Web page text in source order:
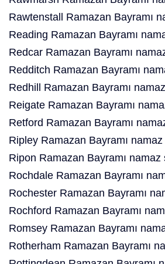
Rawtenstall Ramazan Bayramı
Reading Ramazan Bayramı
Redcar Ramazan Bayramı
Redditch Ramazan Bayramı
Redhill Ramazan Bayramı
Reigate Ramazan Bayramı
Retford Ramazan Bayramı
Ripley Ramazan Bayramı
Ripon Ramazan Bayramı namaz
Rochdale Ramazan Bayramı
Rochester Ramazan Bayramı
Rochford Ramazan Bayramı
Romsey Ramazan Bayramı
Rotherham Ramazan Bayramı